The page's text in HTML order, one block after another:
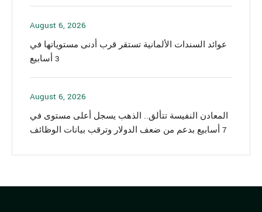
August 6, 2026
عوائد السندات الألمانية تستقر قرب أدنى مستوياتها في
3 أسابيع
August 6, 2026
المعادن النفيسة تتألق.. الذهب يسجل أعلى مستوى في
7 أسابيع بدعم من ضعف الدولار وترقب بيانات الوظائف